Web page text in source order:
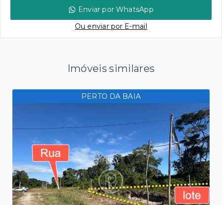
Enviar por WhatsApp
Ou enviar por E-mail
Imóveis similares
PERTO DA BAIA